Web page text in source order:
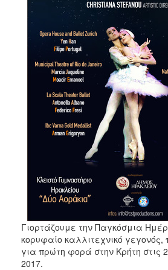
Γιορτάζουμε την Παγκόσμια
κορυφαίο καλλιτεχνικό γεγονός,
για πρώτη φορά στην Κρήτη στις
2017.